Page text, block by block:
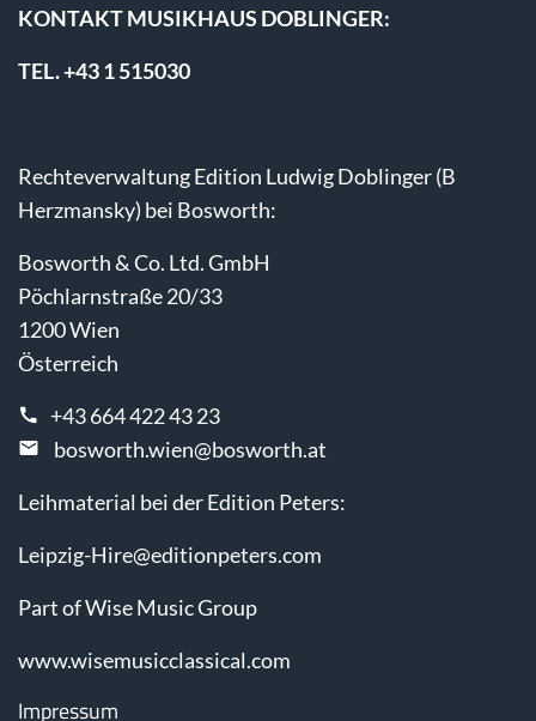
KONTAKT MUSIKHAUS DOBLINGER:
TEL. +43 1 515030
Rechteverwaltung Edition Ludwig Doblinger (B
Herzmansky) bei Bosworth:
Bosworth & Co. Ltd. GmbH
Pöchlarnstraße 20/33
1200 Wien
Österreich
+43 664 422 43 23
bosworth.wien@bosworth.at
Leihmaterial bei der Edition Peters:
Leipzig-Hire@editionpeters.com
Part of Wise Music Group
www.wisemusicclassical.com
Impressum